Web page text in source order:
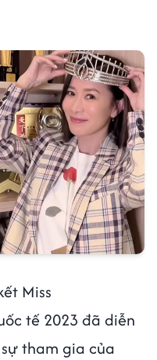
Miss
tế 2023 đã diễn
tham gia của